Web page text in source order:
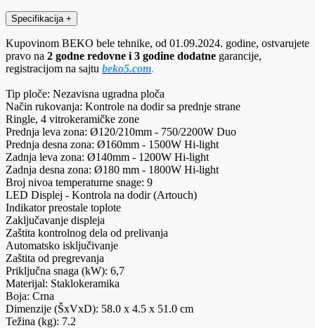
Specifikacija +
Kupovinom BEKO bele tehnike, od 01.09.2024. godine, ostvarujete
pravo na 2 godne redovne i 3 godine dodatne garancije,
registracijom na sajtu beko5.com.
Tip ploče: Nezavisna ugradna ploča
Način rukovanja: Kontrole na dodir sa prednje strane
Ringle, 4 vitrokeramičke zone
Prednja leva zona: Ø120/210mm - 750/2200W Duo
Prednja desna zona: Ø160mm - 1500W Hi-light
Zadnja leva zona: Ø140mm - 1200W Hi-light
Zadnja desna zona: Ø180 mm - 1800W Hi-light
Broj nivoa temperaturne snage: 9
LED Displej - Kontrola na dodir (Artouch)
Indikator preostale toplote
Zaključavanje displeja
Zaštita kontrolnog dela od prelivanja
Automatsko isključivanje
Zaštita od pregrevanja
Priključna snaga (kW): 6,7
Materijal: Staklokeramika
Boja: Crna
Dimenzije (ŠxVxD): 58.0 x 4.5 x 51.0 cm
Težina (kg): 7.2